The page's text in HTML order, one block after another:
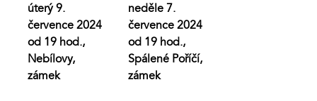
úterý 9.
července 2024
od 19 hod.,
Nebílovy,
zámek
neděle 7.
července 2024
od 19 hod.,
Spálené Poříčí,
zámek